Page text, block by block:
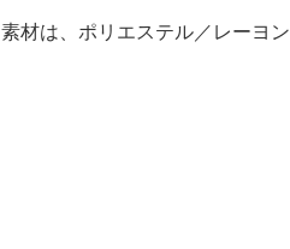
素材は、ポリエステル／レーヨン